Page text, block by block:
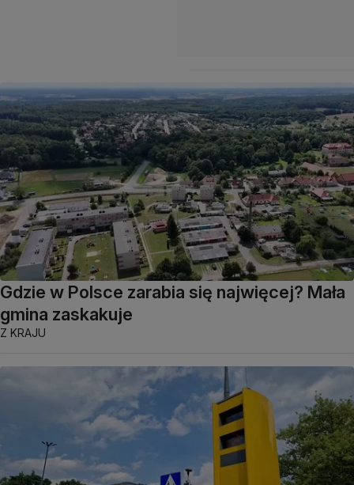
Gdzie w Polsce zarabia się najwięcej? Mała
gmina zaskakuje
Z KRAJU